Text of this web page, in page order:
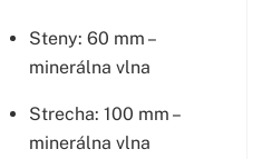
Steny: 60 mm –
minerálna vlna
Strecha: 100 mm –
minerálna vlna